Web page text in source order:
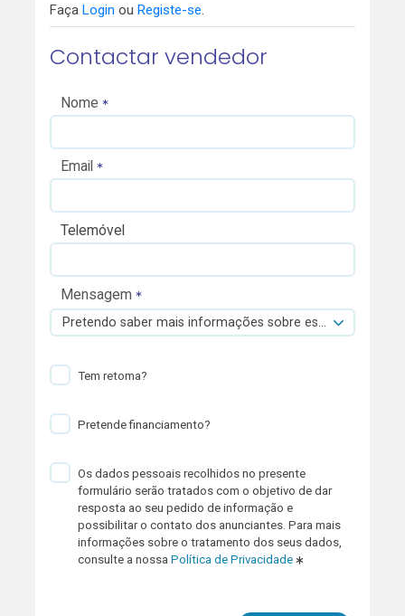
Faça Login ou Registe-se.
Contactar vendedor
Nome
Email
Telemóvel
Mensagem
Pretendo saber mais informações sobre esta viatura.
Tem retoma?
Pretende financiamento?
Os dados pessoais recolhidos no presente
formulário serão tratados com o objetivo de dar
resposta ao seu pedido de informação e
possibilitar o contato dos anunciantes. Para mais
informações sobre o tratamento dos seus dados,
consulte a nossaPolítica de Privacidade